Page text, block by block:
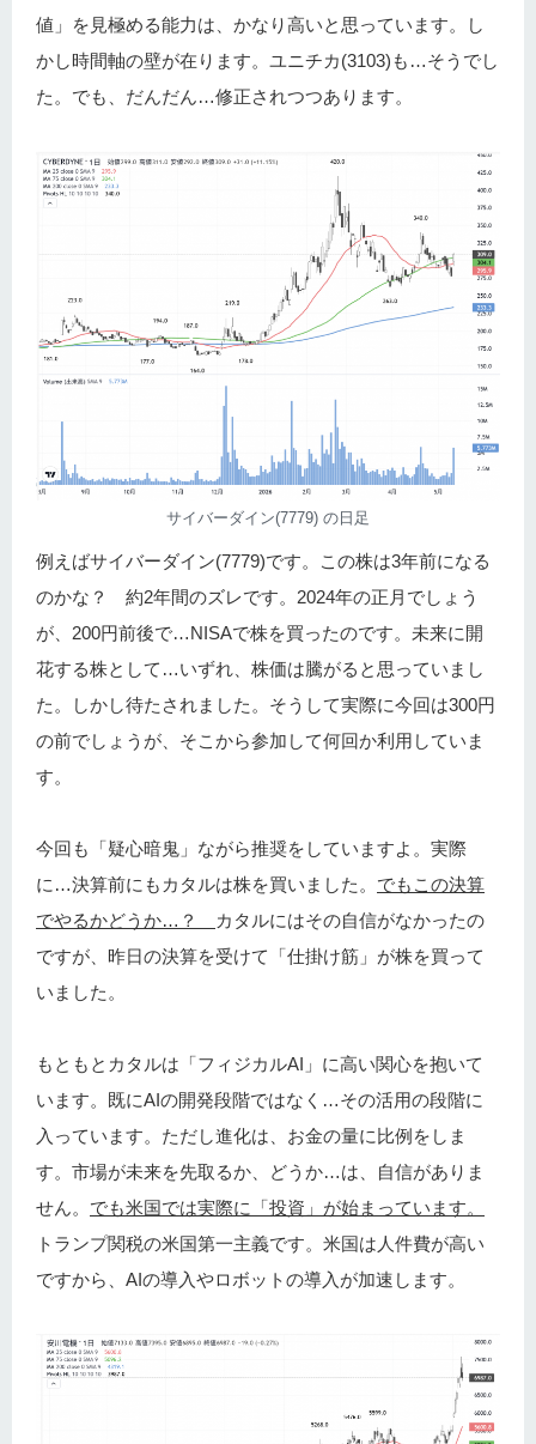
値」を見極める能力は、かなり高いと思っています。し
かし時間軸の壁が在ります。ユニチカ(3103)も…そうでし
た。でも、だんだん…修正されつつあります。
サイバーダイン(7779) の日足
例えばサイバーダイン(7779)です。この株は3年前になる
のかな？ 約2年間のズレです。2024年の正月でしょう
が、200円前後で…NISAで株を買ったのです。未来に開
花する株として…いずれ、株価は騰がると思っていまし
た。しかし待たされました。そうして実際に今回は300円
の前でしょうが、そこから参加して何回か利用していま
す。
今回も「疑心暗鬼」ながら推奨をしていますよ。実際
に…決算前にもカタルは株を買いました。 でもこの決算
でやるかどうか…？
カタルにはその自信がなかったの
ですが、昨日の決算を受けて「仕掛け筋」が株を買って
いました。
もともとカタルは「フィジカルAI」に高い関心を抱いて
います。既にAIの開発段階ではなく…その活用の段階に
入っています。ただし進化は、お金の量に比例をしま
す。市場が未来を先取るか、どうか…は、自信がありま
せん。 でも米国では実際に「投資」が始まっています。
トランプ関税の米国第一主義です。米国は人件費が高い
ですから、AIの導入やロボットの導入が加速します。